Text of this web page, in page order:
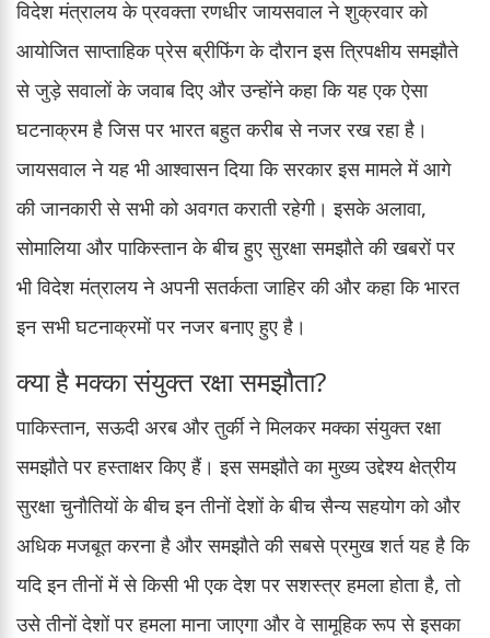
विदेश मंत्रालय के प्रवक्ता रणधीर जायसवाल ने शुक्रवार को
आयोजित साप्ताहिक प्रेस ब्रीफिंग के दौरान इस त्रिपक्षीय समझौते
से जुड़े सवालों के जवाब दिए और उन्होंने कहा कि यह एक ऐसा
घटनाक्रम है जिस पर भारत बहुत करीब से नजर रख रहा है।
जायसवाल ने यह भी आश्वासन दिया कि सरकार इस मामले में आगे
की जानकारी से सभी को अवगत कराती रहेगी। इसके अलावा,
सोमालिया और पाकिस्तान के बीच हुए सुरक्षा समझौते की खबरों पर
भी विदेश मंत्रालय ने अपनी सतर्कता जाहिर की और कहा कि भारत
इन सभी घटनाक्रमों पर नजर बनाए हुए है।
क्या है मक्का संयुक्त रक्षा समझौता?
पाकिस्तान, सऊदी अरब और तुर्की ने मिलकर मक्का संयुक्त रक्षा
समझौते पर हस्ताक्षर किए हैं। इस समझौते का मुख्य उद्देश्य क्षेत्रीय
सुरक्षा चुनौतियों के बीच इन तीनों देशों के बीच सैन्य सहयोग को और
अधिक मजबूत करना है और समझौते की सबसे प्रमुख शर्त यह है कि
यदि इन तीनों में से किसी भी एक देश पर सशस्त्र हमला होता है, तो
उसे तीनों देशों पर हमला माना जाएगा और वे सामूहिक रूप से इसका